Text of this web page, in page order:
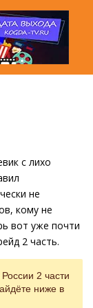
с лихо
не
кому не
вот уже почти
2 часть.
2 части
ниже в